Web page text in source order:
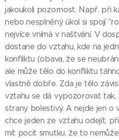
jakoukoli pozornost. Např. při
nebo nesplněný úkol si spojí
nejvíce vnímá v naštvání. V
dostane do vztahu, kde na
konfliktu (obava, že se
ale může tělo do konfliktu
vlastně dobře. Zda je tělo
vztahu se dá vypozorovat
strany bolestivý. A nejde jen o
chce jeden ze vztahu odejít,
mít pocit smutku, že to